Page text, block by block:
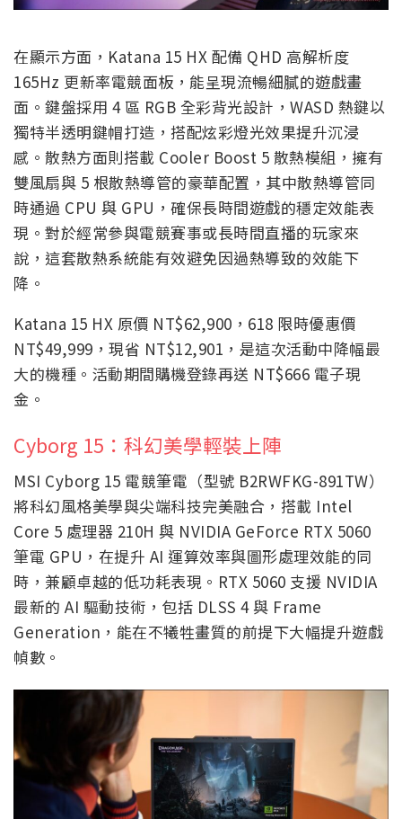
在顯示方面，Katana 15 HX 配備 QHD 高解析度
165Hz 更新率電競面板，能呈現流暢細膩的遊戲畫
面。鍵盤採用 4 區 RGB 全彩背光設計，WASD 熱鍵以
獨特半透明鍵帽打造，搭配炫彩燈光效果提升沉浸
感。散熱方面則搭載 Cooler Boost 5 散熱模組，擁有
雙風扇與 5 根散熱導管的豪華配置，其中散熱導管同
時通過 CPU 與 GPU，確保長時間遊戲的穩定效能表
現。對於經常參與電競賽事或長時間直播的玩家來
說，這套散熱系統能有效避免因過熱導致的效能下
降。
Katana 15 HX 原價 NT$62,900，618 限時優惠價
NT$49,999，現省 NT$12,901，是這次活動中降幅最
大的機種。活動期間購機登錄再送 NT$666 電子現
金。
Cyborg 15：科幻美學輕裝上陣
MSI Cyborg 15 電競筆電（型號 B2RWFKG-891TW）
將科幻風格美學與尖端科技完美融合，搭載 Intel
Core 5 處理器 210H 與 NVIDIA GeForce RTX 5060
筆電 GPU，在提升 AI 運算效率與圖形處理效能的同
時，兼顧卓越的低功耗表現。RTX 5060 支援 NVIDIA
最新的 AI 驅動技術，包括 DLSS 4 與 Frame
Generation，能在不犧牲畫質的前提下大幅提升遊戲
幀數。